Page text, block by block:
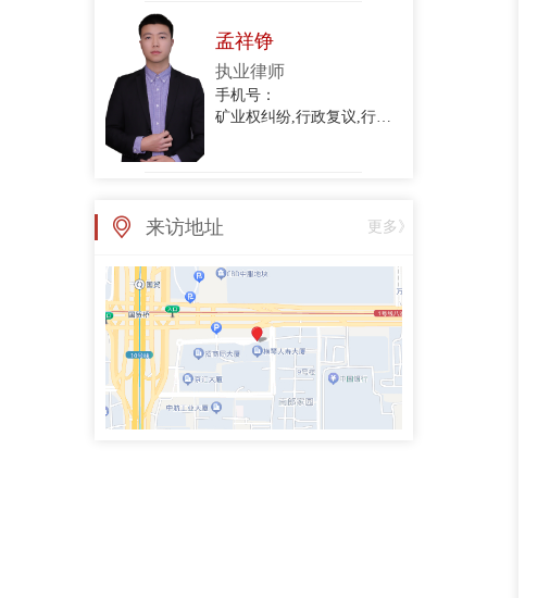
李明杰
执业律师
高慎蓉
执业律师
合同纠纷、侵权纠纷、民间借贷、违章建筑、土地房屋纠纷
张锋
执业律师
手机号：
来访地址 更多》